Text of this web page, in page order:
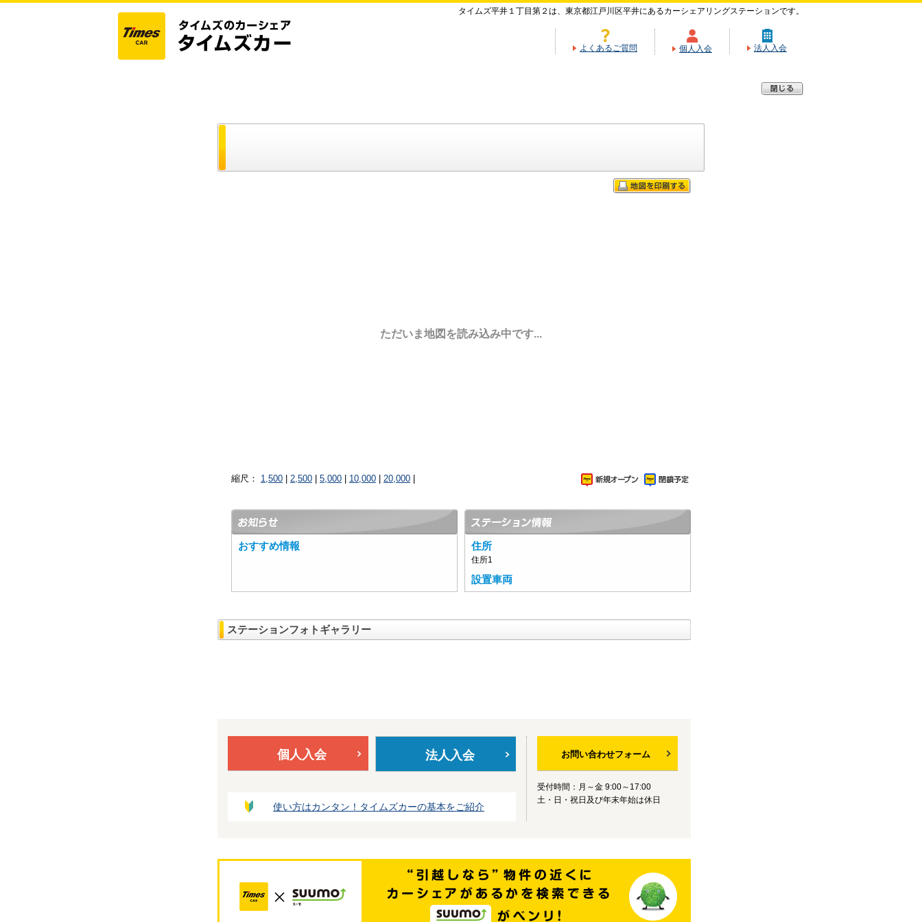
タイムズ平井１丁目第２は、東京都江戸川区平井にあるカーシェアリングステーションです。
よくあるご質問 個人入会 法人入会
ただいま地図を読み込み中です...
縮尺： 1,500 2,500 5,000 10,000 20,000
おすすめ情報 住所
住所1
設置車両
ステーションフォトギャラリー
個人入会 法人入会
使い方はカンタン！タイムズカーの基本をご紹介
お問い合わせフォーム
受付時間：月～金 9:00～17:00
土・日・祝日及び年末年始は休日